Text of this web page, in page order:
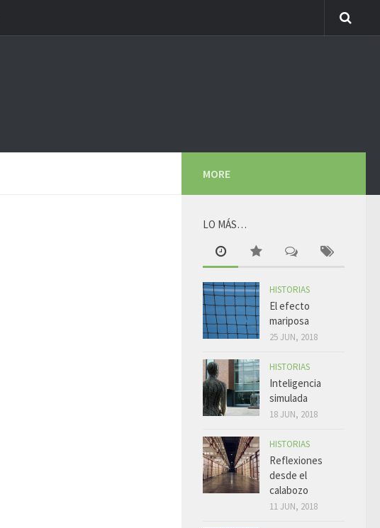
MORE
LO MÁS…
HISTORIAS
El efecto
mariposa
25 JUN, 2018
HISTORIAS
Inteligencia
simulada
18 JUN, 2018
HISTORIAS
Reflexiones
desde el
calabozo
11 JUN, 2018